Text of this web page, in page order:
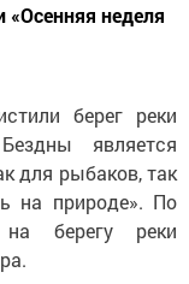
неделя
берег реки
является
для рыбаков, так
на природе». По
берегу реки